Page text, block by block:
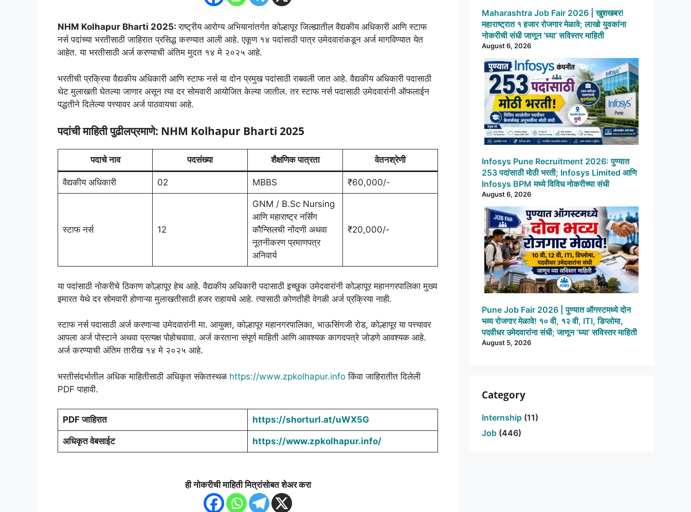
NHM Kolhapur Bharti 2025:राष्ट्रीय आरोग्य अभियानांतर्गत कोल्हापूर जिल्ह्यातील वैद्यकीय अधिकारी आणि स्टाफ
नर्स पदांच्या भरतीसाठी जाहिरात प्रसिद्ध करण्यात आली आहे. एकूण १४ पदांसाठी पात्र उमेदवारांकडून अर्ज मागविण्यात येत
आहेत. या भरतीसाठी अर्ज करण्याची अंतिम मुदत १४ मे २०२५ आहे.
भरतीची प्रक्रिया वैद्यकीय अधिकारी आणि स्टाफ नर्स या दोन प्रमुख पदांसाठी राबवली जात आहे. वैद्यकीय अधिकारी पदासाठी
थेट मुलाखती घेतल्या जाणार असून त्या दर सोमवारी आयोजित केल्या जातील. तर स्टाफ नर्स पदासाठी उमेदवारांनी ऑफलाईन
पद्धतीने दिलेल्या पत्त्यावर अर्ज पाठवायचा आहे.
पदांची माहिती पुढीलप्रमाणे: NHM Kolhapur Bharti 2025
पदाचे नाव पदसंख्या शैक्षणिक पात्रता वेतनश्रेणी
वैद्यकीय अधिकारी 02 MBBS ₹60,000/-
स्टाफ नर्स 12
GNM / B.Sc Nursing
आणि महाराष्ट्र नर्सिंग
कौन्सिलची नोंदणी अथवा
नूतनीकरण प्रमाणपत्र
अनिवार्य
₹20,000/-
या पदांसाठी नोकरीचे ठिकाण कोल्हापूर हेच आहे. वैद्यकीय अधिकारी पदासाठी इच्छुक उमेदवारांनी कोल्हापूर महानगरपालिका मुख्य
इमारत येथे दर सोमवारी होणाऱ्या मुलाखतीसाठी हजर राहायचे आहे. त्यासाठी कोणतीही वेगळी अर्ज प्रक्रिया नाही.
स्टाफ नर्स पदासाठी अर्ज करणाऱ्या उमेदवारांनी मा. आयुक्त, कोल्हापूर महानगरपालिका, भाऊसिंगजी रोड, कोल्हापूर या पत्त्यावर
आपला अर्ज पोस्टाने अथवा प्रत्यक्ष पोहोचवावा. अर्ज करताना संपूर्ण माहिती आणि आवश्यक कागदपत्रे जोडणे आवश्यक आहे.
अर्ज करण्याची अंतिम तारीख १४ मे २०२५ आहे.
भरतीसंदर्भातील अधिक माहितीसाठी अधिकृत संकेतस्थळ https://www.zpkolhapur.info किंवा जाहिरातीत दिलेली
PDF पाहावी.
PDF जाहिरात https://shorturl.at/uWX5G
अधिकृत वेबसाईट https://www.zpkolhapur.info/
ही नोकरीची माहिती मित्रांसोबत शेअर करा
Maharashtra Job Fair 2026 | खुशखबर!
महाराष्ट्रात १ हजार रोजगार मेळावे; लाखो युवकांना
नोकरीची संधी जाणून ‘घ्या’ सविस्तर माहिती
August 6, 2026
Infosys Pune Recruitment 2026: पुण्यात
253 पदांसाठी मोठी भरती; Infosys Limited आणि
Infosys BPM मध्ये विविध नोकरीच्या संधी
August 6, 2026
Pune Job Fair 2026 | पुण्यात ऑगस्टमध्ये दोन
भव्य रोजगार मेळावे! १० वी, १२ वी, ITI, डिप्लोमा,
पदवीधर उमेदवारांना संधी; जाणून ‘घ्या’ सविस्तर माहिती
August 5, 2026
Category
Internship (11)
Job (446)